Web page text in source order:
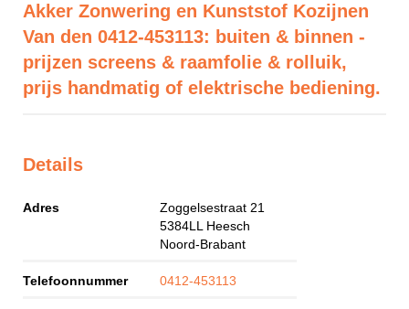
Akker Zonwering en Kunststof Kozijnen
Van den 0412-453113: buiten & binnen -
prijzen screens & raamfolie & rolluik,
prijs handmatig of elektrische bediening.
Details
Adres
Zoggelsestraat 21
5384LL Heesch
Noord-Brabant
Telefoonnummer 0412-453113